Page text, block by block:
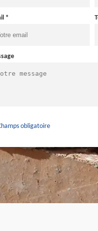
*
obligatoire